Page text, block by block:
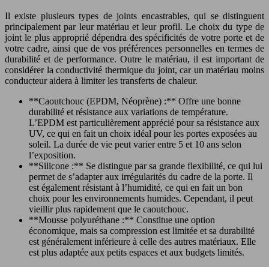
Il existe plusieurs types de joints encastrables, qui se distinguent
principalement par leur matériau et leur profil. Le choix du type de
joint le plus approprié dépendra des spécificités de votre porte et de
votre cadre, ainsi que de vos préférences personnelles en termes de
durabilité et de performance. Outre le matériau, il est important de
considérer la conductivité thermique du joint, car un matériau moins
conducteur aidera à limiter les transferts de chaleur.
**Caoutchouc (EPDM, Néoprène) :** Offre une bonne
durabilité et résistance aux variations de température.
L’EPDM est particulièrement apprécié pour sa résistance aux
UV, ce qui en fait un choix idéal pour les portes exposées au
soleil. La durée de vie peut varier entre 5 et 10 ans selon
l’exposition.
**Silicone :** Se distingue par sa grande flexibilité, ce qui lui
permet de s’adapter aux irrégularités du cadre de la porte. Il
est également résistant à l’humidité, ce qui en fait un bon
choix pour les environnements humides. Cependant, il peut
vieillir plus rapidement que le caoutchouc.
**Mousse polyuréthane :** Constitue une option
économique, mais sa compression est limitée et sa durabilité
est généralement inférieure à celle des autres matériaux. Elle
est plus adaptée aux petits espaces et aux budgets limités.